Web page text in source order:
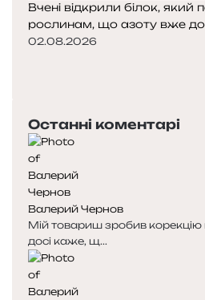
Вчені відкрили білок, який
рослинам, що азоту вже
02.08.2026
Останні коментарі
Валерий Чернов
Мій товариш зробив корекцію
досі каже, щ...